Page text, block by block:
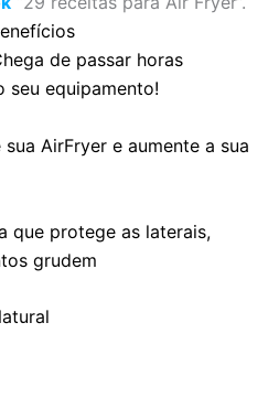
de passar horas
seu equipamento!
AirFryer e aumente a sua
que protege as laterais,
grudem